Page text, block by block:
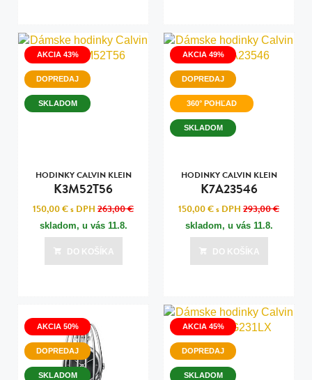
AKCIA 43%
DOPREDAJ
SKLADOM
HODINKY CALVIN KLEIN
K3M52T56
150,00 €s DPH 263,00 €
skladom, u vás 11.8.
DO KOŠÍKA
AKCIA 49%
DOPREDAJ
360° POHĽAD
SKLADOM
HODINKY CALVIN KLEIN
K7A23546
150,00 €s DPH 293,00 €
skladom, u vás 11.8.
DO KOŠÍKA
AKCIA 50%
DOPREDAJ
SKLADOM
AKCIA 45%
DOPREDAJ
SKLADOM